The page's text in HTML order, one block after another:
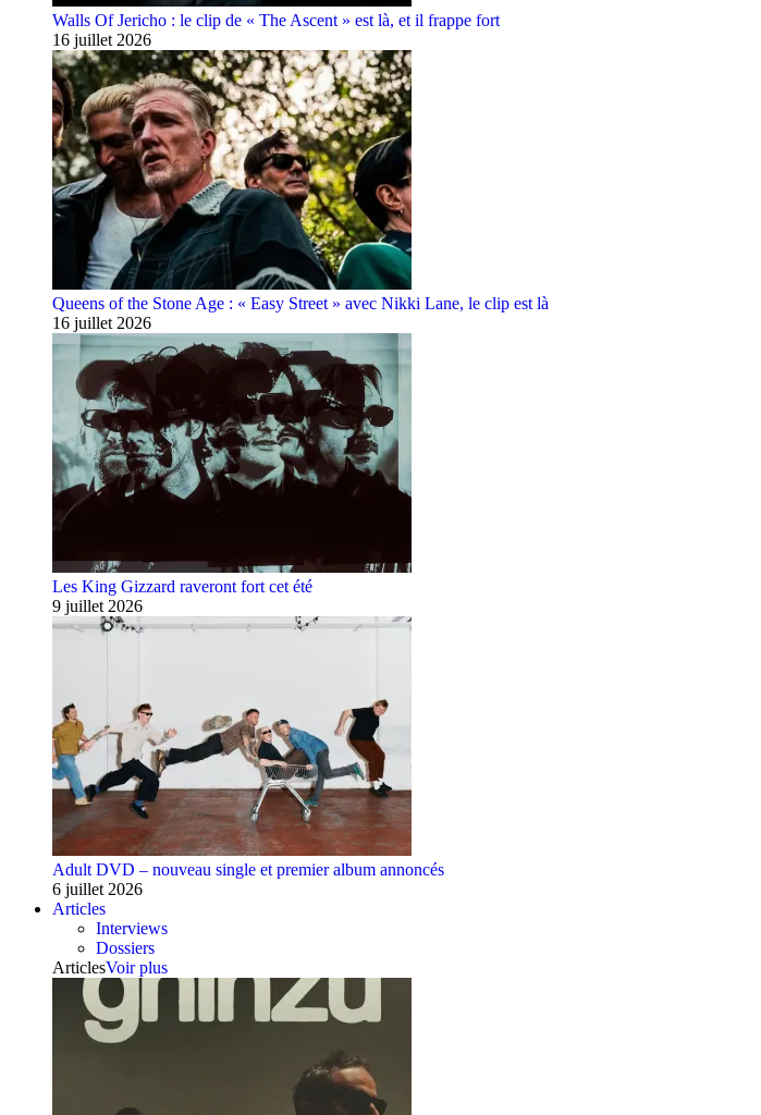
Walls Of Jericho : le clip de « The Ascent » est là, et il frappe fort
16 juillet 2026
Queens of the Stone Age : « Easy Street » avec Nikki Lane, le clip est là
16 juillet 2026
Les King Gizzard raveront fort cet été
9 juillet 2026
Adult DVD – nouveau single et premier album annoncés
6 juillet 2026
Articles
Interviews
Dossiers
ArticlesVoir plus